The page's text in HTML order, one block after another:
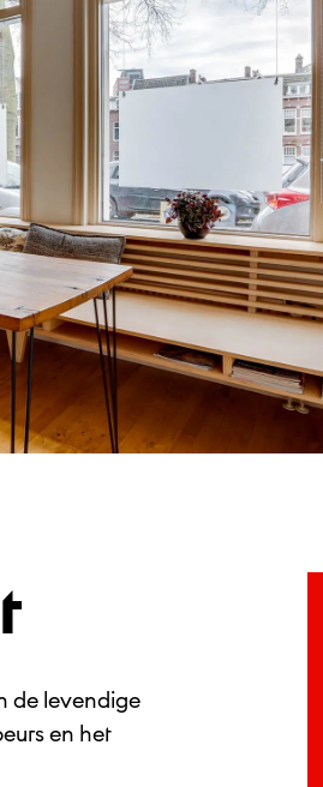
de levendige
en het